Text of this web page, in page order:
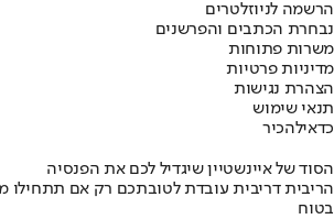
הרשמה לניוזלטרים
נבחרת הכתבים והפרשנים
משרות פתוחות
מדיניות פרטיות
הצהרת נגישות
תנאי שימוש
כדאילהכיר
הסוד של איינשטיין שיגדיל לכם את הפנסיה
הריבית דריבית עובדת לטובתכם רק אם תתחילו
בטוח